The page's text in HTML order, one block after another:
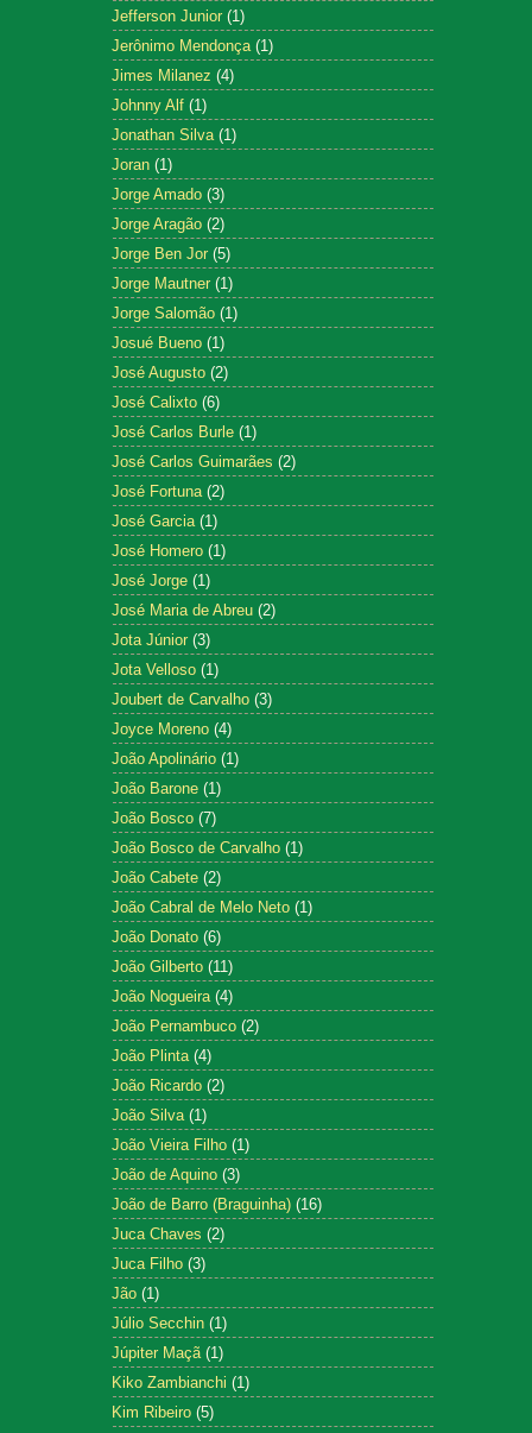
Jefferson Junior (1)
Jerônimo Mendonça (1)
Jimes Milanez (4)
Johnny Alf (1)
Jonathan Silva (1)
Joran (1)
Jorge Amado (3)
Jorge Aragão (2)
Jorge Ben Jor (5)
Jorge Mautner (1)
Jorge Salomão (1)
Josué Bueno (1)
José Augusto (2)
José Calixto (6)
José Carlos Burle (1)
José Carlos Guimarães (2)
José Fortuna (2)
José Garcia (1)
José Homero (1)
José Jorge (1)
José Maria de Abreu (2)
Jota Júnior (3)
Jota Velloso (1)
Joubert de Carvalho (3)
Joyce Moreno (4)
João Apolinário (1)
João Barone (1)
João Bosco (7)
João Bosco de Carvalho (1)
João Cabete (2)
João Cabral de Melo Neto (1)
João Donato (6)
João Gilberto (11)
João Nogueira (4)
João Pernambuco (2)
João Plinta (4)
João Ricardo (2)
João Silva (1)
João Vieira Filho (1)
João de Aquino (3)
João de Barro (Braguinha) (16)
Juca Chaves (2)
Juca Filho (3)
Jão (1)
Júlio Secchin (1)
Júpiter Maçã (1)
Kiko Zambianchi (1)
Kim Ribeiro (5)